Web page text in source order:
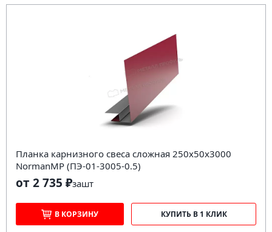
Планка карнизного свеса сложная 250х50х3000
NormanMP (ПЭ-01-3005-0.5)
от 2 735 ₽зашт
В КОРЗИНУ КУПИТЬ В 1 КЛИК